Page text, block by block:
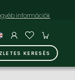
KERESÉS